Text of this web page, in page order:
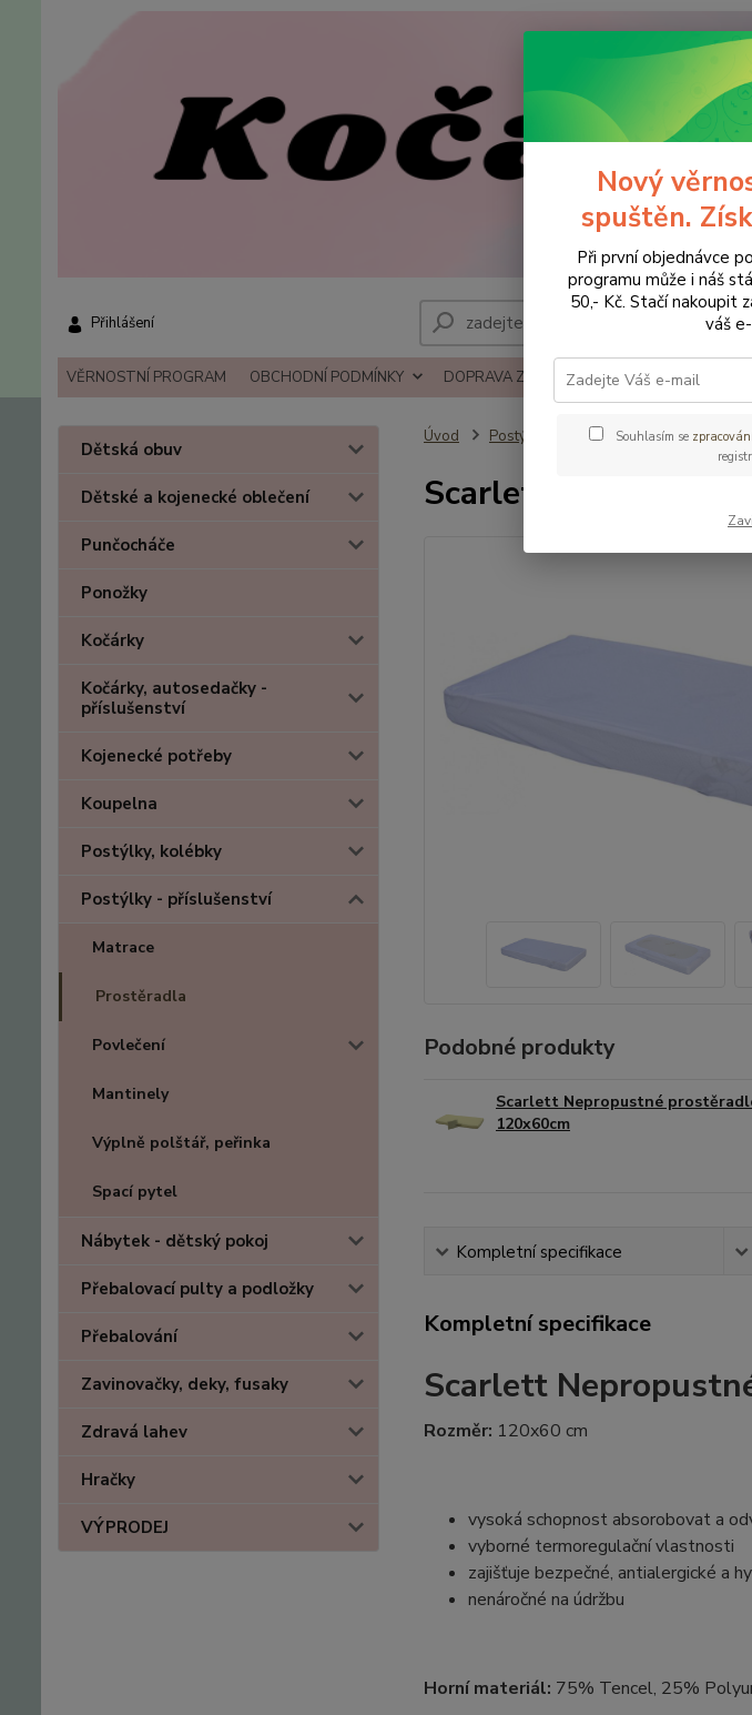
VĚRNOSTNÍ PROGRAM OBCHODNÍ PODMÍNKY DOPRAVA ZBOŽÍ REKLAMACE A VRÁCENÍ
Přihlášení
Dětská obuv
Dětské a kojenecké oblečení
Punčocháče
Ponožky
Kočárky
Kočárky, autosedačky -
příslušenství
Kojenecké potřeby
Koupelna
Postýlky, kolébky
Postýlky - příslušenství
Matrace
Prostěradla
Povlečení
Mantinely
Výplně polštář, peřinka
Spací pytel
Nábytek - dětský pokoj
Přebalovací pulty a podložky
Přebalování
Zavinovačky, deky, fusaky
Zdravá lahev
Hračky
VÝPRODEJ
Úvod Postýlky - příslušenství Prostěradla
Scarlett
Podobné produkty
Scarlett Nepropustné
120x60cm
Kompletní specifikace
Kompletní specifikace
Scarlett
Rozměr: 120x60 cm
vysoká schopnost absorobovat a
vyborné termoregulační vlastnosti
zajišťuje bezpečné, antialergické a
nenáročné na údržbu
Horní materiál: 75% Tencel, 25%
Nový
spuštěn.
Při první objednávce
programu může i náš
50,- Kč. Stačí nakoupit
váš
Souhlasím se